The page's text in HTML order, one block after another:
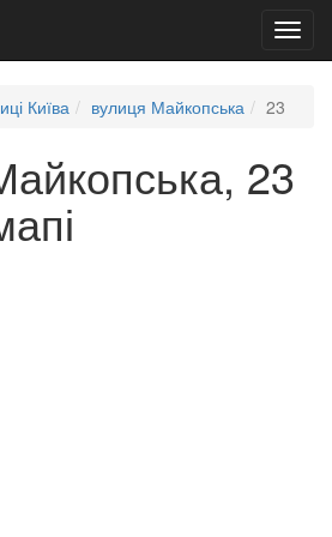
Київа вулиця Майкопська 23
23